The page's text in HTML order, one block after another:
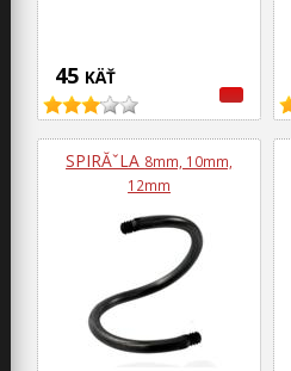
45 KÄŤ
SPIRĂˇLA 8mm, 10mm,
12mm